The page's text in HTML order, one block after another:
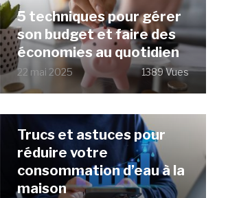
5 techniques pour gérer
son budget et faire des
économies au quotidien
22 mai 2025 1389 Vues
Trucs et astuces pour
réduire votre
consommation d’eau à la
maison